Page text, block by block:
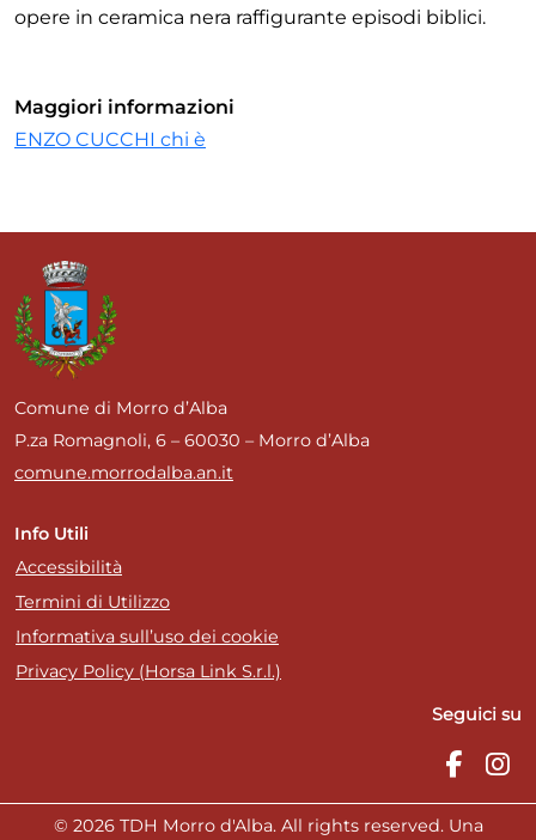
opere in ceramica nera raffigurante episodi biblici.
Maggiori informazioni
ENZO CUCCHI chi è
Comune di Morro d’Alba
P.za Romagnoli, 6 – 60030 – Morro d’Alba
comune.morrodalba.an.it
Info Utili
Accessibilità
Termini di Utilizzo
Informativa sull’uso dei cookie
Privacy Policy (Horsa Link S.r.l.)
Seguici su
© 2026 TDH Morro d'Alba. All rights reserved. Una